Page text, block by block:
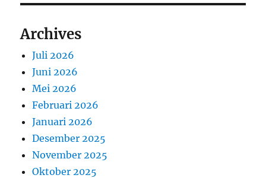
Archives
Juli 2026
Juni 2026
Mei 2026
Februari 2026
Januari 2026
Desember 2025
November 2025
Oktober 2025